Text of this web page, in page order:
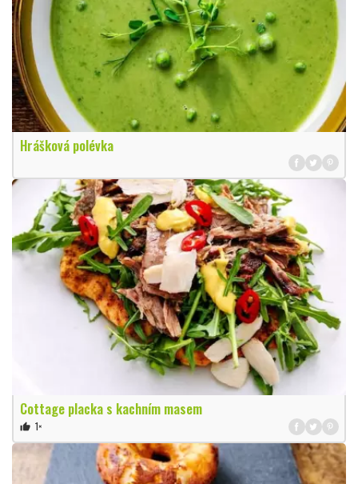
Hrášková polévka
Cottage placka s kachním masem
thumb_up 1×